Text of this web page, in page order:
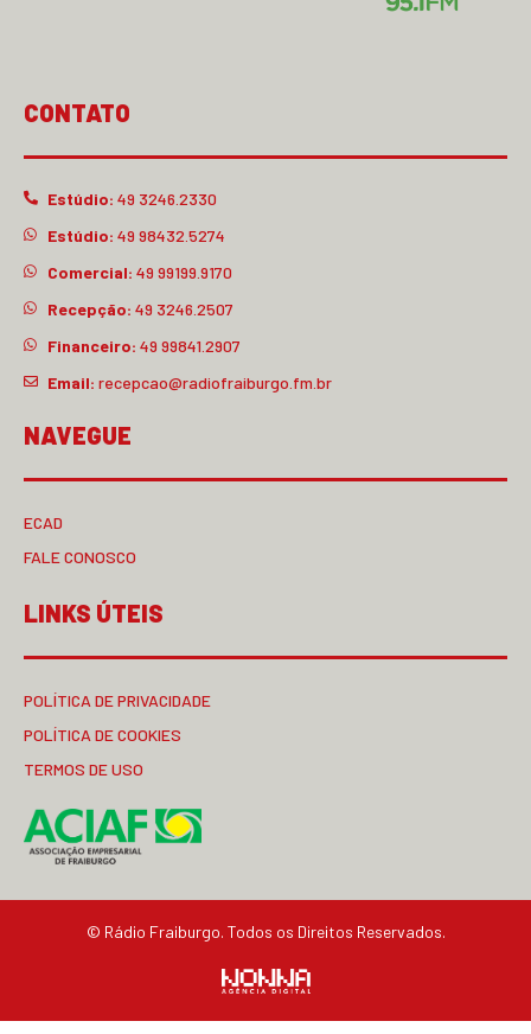
CONTATO
Estúdio: 49 3246.2330
Estúdio: 49 98432.5274
Comercial: 49 99199.9170
Recepção: 49 3246.2507
Financeiro: 49 99841.2907
Email: recepcao@radiofraiburgo.fm.br
NAVEGUE
ECAD
FALE CONOSCO
LINKS ÚTEIS
POLÍTICA DE PRIVACIDADE
POLÍTICA DE COOKIES
TERMOS DE USO
© Rádio Fraiburgo. Todos os Direitos Reservados.